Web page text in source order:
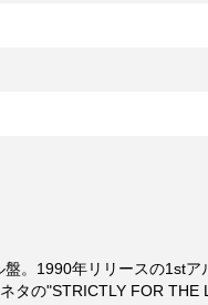
。1990年リリースの1st
タの"STRICTLY FOR